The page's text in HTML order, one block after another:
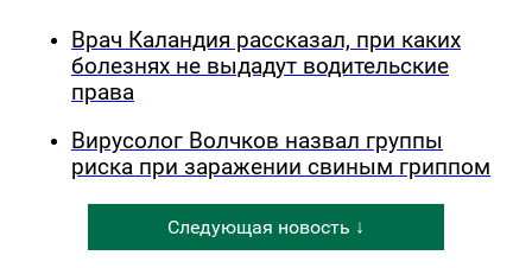
Врач Каландия рассказал, при каких
болезнях не выдадут водительские
права
Вирусолог Волчков назвал группы
риска при заражении свиным гриппом
Следующая новость ↓